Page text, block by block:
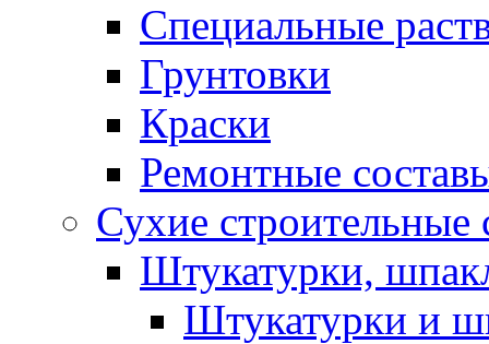
Специальные
Грунтовки
Краски
Ремонтные
Сухие
Штукатурки,
Штукатурки и